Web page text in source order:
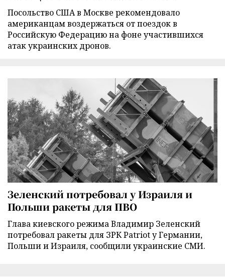
Посольство США в Москве рекомендовало
американцам воздержаться от поездок в
Российскую Федерацию на фоне участившихся
атак украинских дронов.
Зеленский потребовал у Израиля и
Польши ракеты для ПВО
Глава киевского режима Владимир Зеленский
потребовал ракеты для ЗРК Patriot у Германии,
Польши и Израиля, сообщили украинские СМИ.